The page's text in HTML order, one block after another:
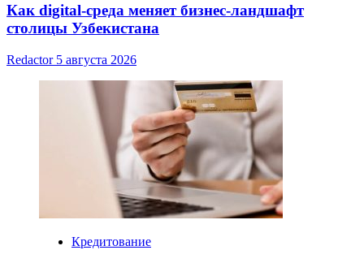
Как digital-среда меняет бизнес-ландшафт
столицы Узбекистана
Redactor 5 августа 2026
Кредитование